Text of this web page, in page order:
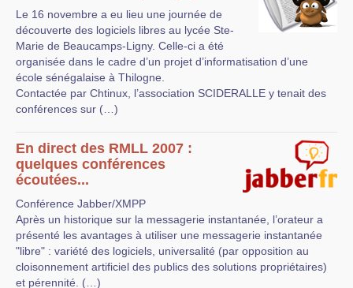
Le 16 novembre a eu lieu une journée de
découverte des logiciels libres au lycée Ste-
Marie de Beaucamps-Ligny. Celle-ci a été
organisée dans le cadre d’un projet d’informatisation d’une
école sénégalaise à Thilogne.
Contactée par Chtinux, l’association SCIDERALLE y tenait des
conférences sur (…)
En direct des RMLL 2007 :
quelques conférences
écoutées...
Conférence Jabber/XMPP
Après un historique sur la messagerie instantanée, l’orateur a
présenté les avantages à utiliser une messagerie instantanée
"libre" : variété des logiciels, universalité (par opposition au
cloisonnement artificiel des publics des solutions propriétaires)
et pérennité. (…)